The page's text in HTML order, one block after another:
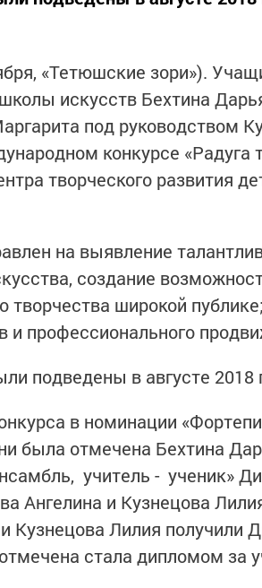
«Тетюшские зори»).
искусств Бехтина
под руководством
конкурсе «Радуга
творческого развития
на выявление
создание
творчества широкой
и профессионального
подведены в августе 2018
в номинации
была отмечена Бехтина
учитель - ученик»
Ангелина и Кузнецова
Кузнецова Лилия получили
стала дипломом за